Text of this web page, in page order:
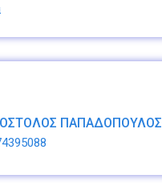
ΠΑΠΑΔΟΠΟΥΛΟΣ